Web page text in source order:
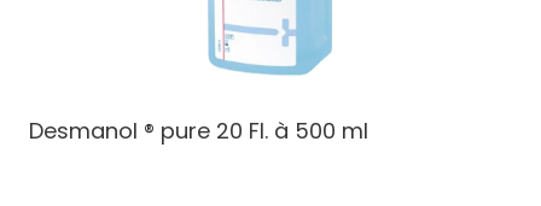
Desmanol ® pure 20 Fl. à 500 ml